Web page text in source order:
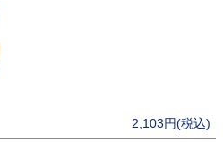
2,103円(税込)